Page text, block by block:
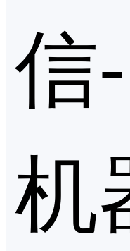
信
机